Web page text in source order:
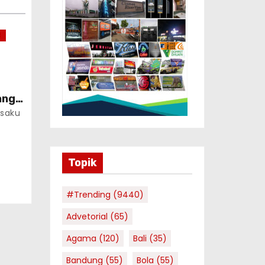
Topik
#Trending (9440)
Advetorial (65)
Agama (120) Bali (35)
Bandung (55) Bola (55)